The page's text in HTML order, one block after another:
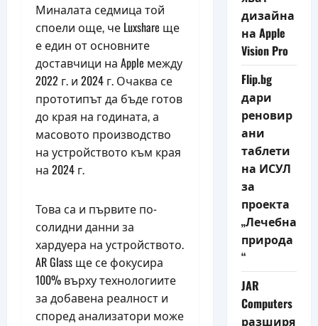
Миналата седмица той
споели още, че Luxshare ще
е един от основните
доставчици на Apple между
2022 г. и 2024 г. Очаква се
прототипът да бъде готов
до края на годината, а
масовото производство
на устройството към края
на 2024 г.
Това са и първите по-
солидни данни за
хардуера на устройството.
AR Glass ще се фокусира
100% върху технологиите
за добавена реалност и
според анализатори може
дизайна
на Apple
Vision Pro
Flip.bg
дари
реновир
ани
таблети
на ИСУЛ
за
проекта
„Лечебна
природа
“
JAR
Computers
разширя